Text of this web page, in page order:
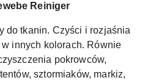
Reiniger
do tkanin. Czyści i rozjaśnia
innych kolorach. Równie
pokrowców,
sztormiaków, markiz,